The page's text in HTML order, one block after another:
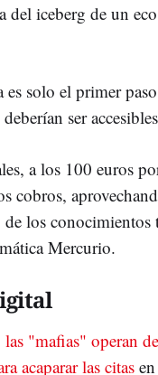
del iceberg de un
solo el primer
ser
a los 100 euros
cobros,
los conocimientos
Mercurio.
las "mafias" operan
acaparar las citas